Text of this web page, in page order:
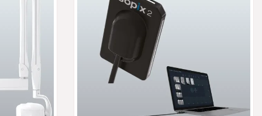
633
000 ₴